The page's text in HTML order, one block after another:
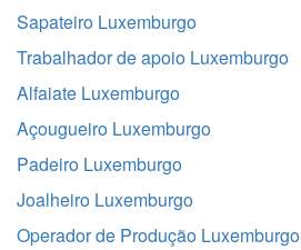
Sapateiro Luxemburgo
Trabalhador de apoio Luxemburgo
Alfaiate Luxemburgo
Açougueiro Luxemburgo
Padeiro Luxemburgo
Joalheiro Luxemburgo
Operador de Produção Luxemburgo